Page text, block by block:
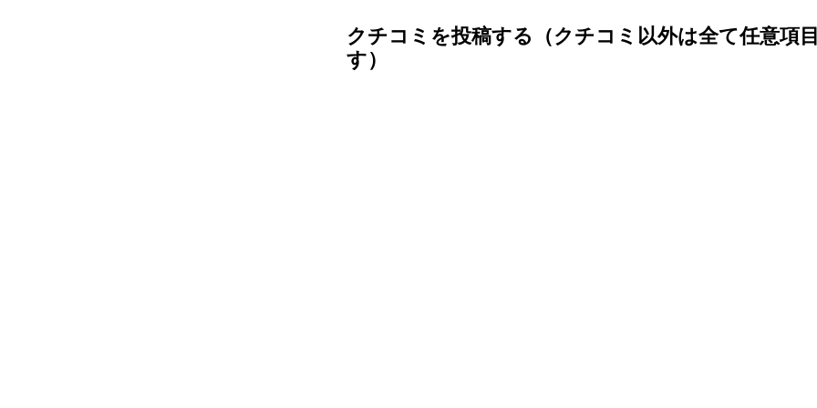
クチコミを投稿する（クチコミ以外は全て任意項
す）